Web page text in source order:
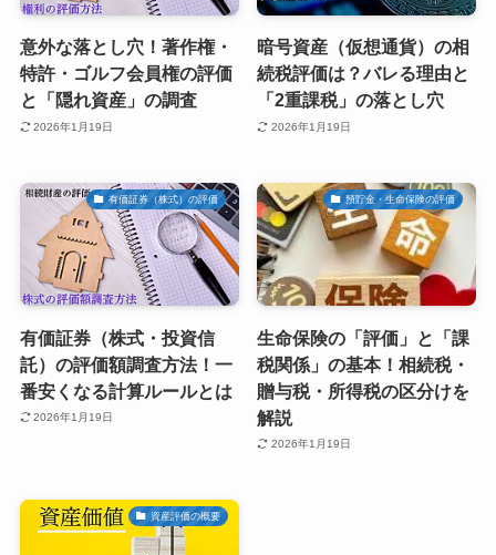
意外な落とし穴！著作権・
特許・ゴルフ会員権の評価
と「隠れ資産」の調査
2026年1月19日
暗号資産（仮想通貨）の相
続税評価は？バレる理由と
「2重課税」の落とし穴
2026年1月19日
有価証券（株式）の評価
有価証券（株式・投資信
託）の評価額調査方法！一
番安くなる計算ルールとは
2026年1月19日
預貯金・生命保険の評価
生命保険の「評価」と「課
税関係」の基本！相続税・
贈与税・所得税の区分けを
解説
2026年1月19日
資産評価の概要